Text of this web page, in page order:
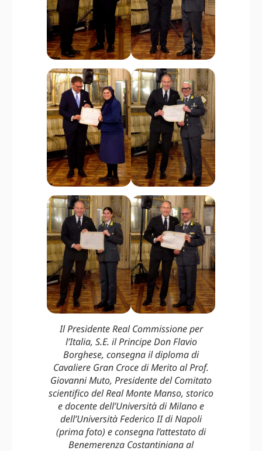
Il Presidente Real Commissione per
l’Italia, S.E. il Principe Don Flavio
Borghese, consegna il diploma di
Cavaliere Gran Croce di Merito al Prof.
Giovanni Muto, Presidente del Comitato
scientifico del Real Monte Manso, storico
e docente dell’Università di Milano e
dell’Università Federico II di Napoli
(prima foto) e consegna l’attestato di
Benemerenza Costantiniana al